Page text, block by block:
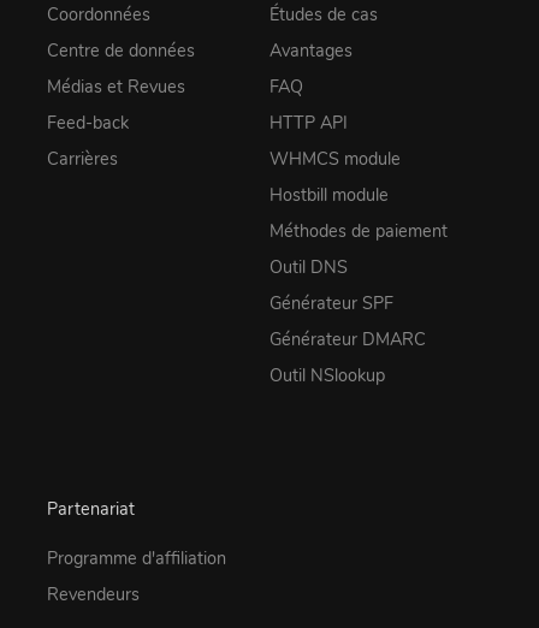
Coordonnées
Centre de données
Médias et Revues
Feed-back
Carrières
Études de cas
Avantages
FAQ
HTTP API
WHMCS module
Hostbill module
Méthodes de paiement
Outil DNS
Générateur SPF
Générateur DMARC
Outil NSlookup
Partenariat
Programme d'affiliation
Revendeurs